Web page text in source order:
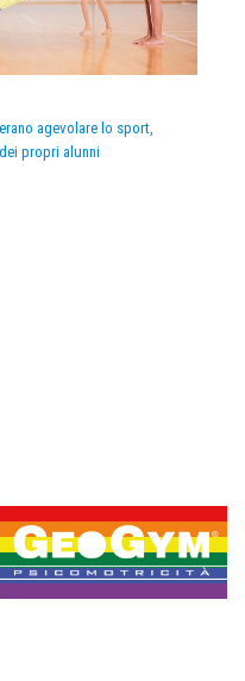
agevolare lo sport,
propri alunni